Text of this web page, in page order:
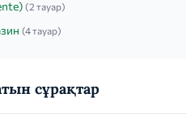
(2 тауар)
(4 тауар)
сұрақтар